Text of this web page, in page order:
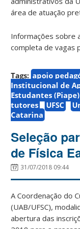
área de atuação
Informações sobre
completa de vagas
Tags: apoio
Institucional de
Estudantes (Piape)
tutores
UFSC
Catarina
Seleção
de Física
31/07/2018 09:44
A Coordenação do
(UAB/UFSC),
abertura das